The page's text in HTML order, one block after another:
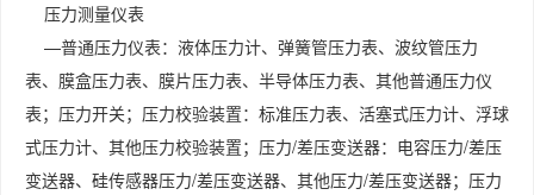
压力测量仪表
—普通压力仪表：液体压力计、弹簧管压力表、波纹管压力
表、膜盒压力表、膜片压力表、半导体压力表、其他普通压力仪
表；压力开关；压力校验装置：标准压力表、活塞式压力计、浮球
式压力计、其他压力校验装置；压力/差压变送器：电容压力/差压
变送器、硅传感器压力/差压变送器、其他压力/差压变送器；压力